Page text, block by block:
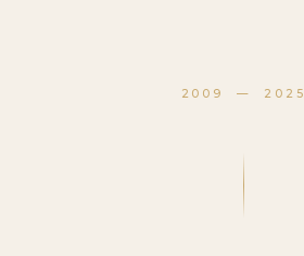
2009 — 2025